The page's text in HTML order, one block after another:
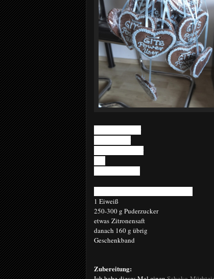
1 Eiweiß
250-300 g Puderzucker
etwas Zitronensaft
danach 160 g übrig
Geschenkband
Zubereitung: